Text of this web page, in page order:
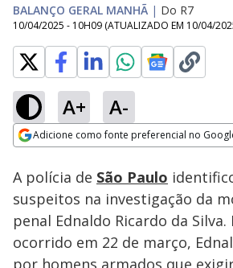
BALANÇO GERAL MANHÃ | Do R7
10/04/2025 - 10H09 (ATUALIZADO EM 10/04/
A+ A-
Adicione como fonte preferencial no
Ativar
Loaded
34.36%
A polícia de São Paulo
suspeitos na investigação da
penal Ednaldo Ricardo da
ocorrido em 22 de março,
por homens armados que